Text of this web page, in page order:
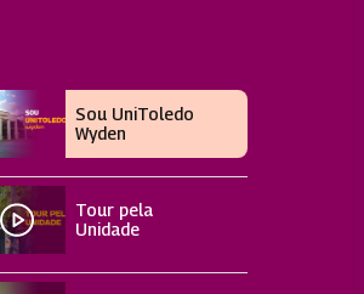
Sou UniToledo
Wyden
Tour pela
Unidade